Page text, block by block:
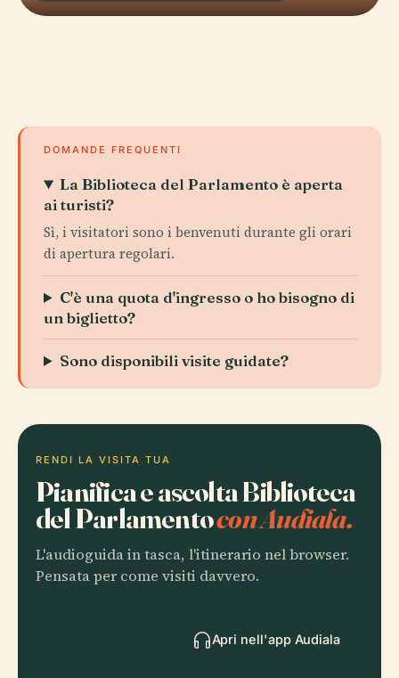
DOMANDE FREQUENTI
La Biblioteca del Parlamento è aperta
ai turisti?
Sì, i visitatori sono i benvenuti durante gli orari
di apertura regolari.
C'è una quota d'ingresso o ho bisogno di
un biglietto?
Sono disponibili visite guidate?
RENDI LA VISITA TUA
Pianifica e ascolta Biblioteca
del Parlamentocon Audiala.
L'audioguida in tasca, l'itinerario nel browser.
Pensata per come visiti davvero.
Apri nell'app Audiala